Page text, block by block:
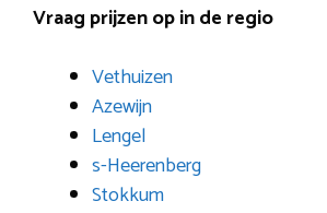
Vraag prijzen op in de regio
Vethuizen
Azewijn
Lengel
s-Heerenberg
Stokkum